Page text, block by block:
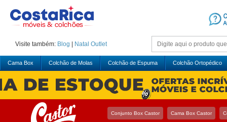
Visite também: Blog Natal Outlet
Cama Box Colchão de Molas Colchão de Espuma Colchão Ortopédico
Conjunto Box Castor Cama Box Castor